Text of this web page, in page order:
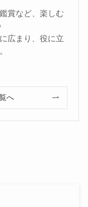
賞など、楽しむ
広まり、役に立
へ